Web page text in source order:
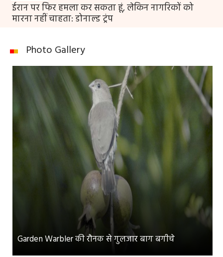
ईरान पर फिर हमला कर सकता हूं, लेकिन नागरिकों को
मारना नहीं चाहता: डोनाल्ड ट्रंप
Photo Gallery
Garden Warbler की रौनक से गुलजार बाग बगीचे